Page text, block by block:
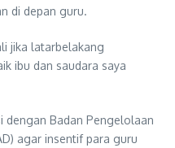
di depan guru.
jika latarbelakang
ibu dan saudara saya
dengan Badan Pengelolaan
agar insentif para guru